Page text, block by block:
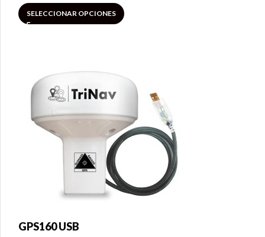
SELECCIONAR OPCIONES
GPS160 USB